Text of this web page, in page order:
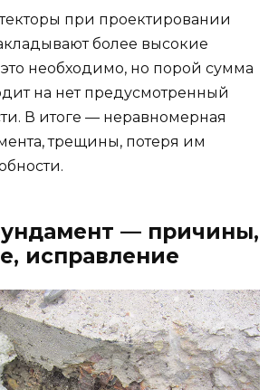
при проектировании
более высокие
необходимо, но порой сумма
на нет предусмотренный
В итоге — неравномерная
трещины, потеря им
— причины,
исправление